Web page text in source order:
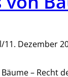
/11. Dezember
– Recht